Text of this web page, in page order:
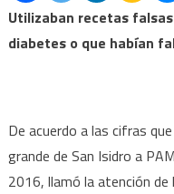
Utilizaban recetas
diabetes o que habían
De acuerdo a las cifras
grande de San Isidro a
2016, llamó la atención de